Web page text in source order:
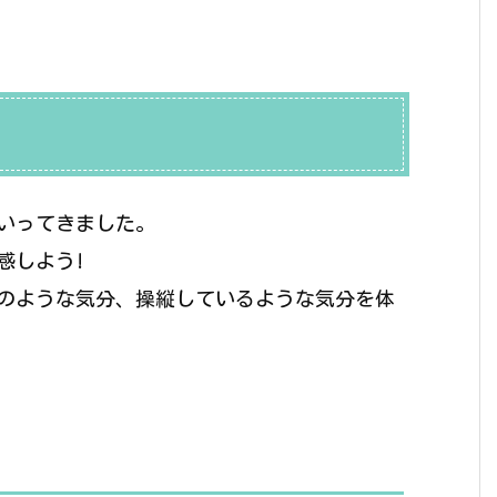
ってきました。
しよう!
ような気分、操縦しているような気分を体